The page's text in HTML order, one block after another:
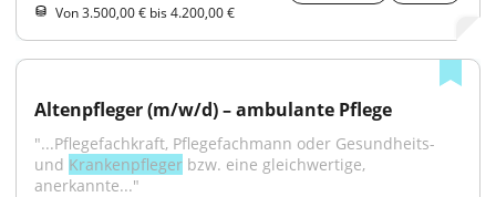
Von 3.500,00 € bis 4.200,00 €
Altenpfleger (m/w/d) – ambulante Pflege
"...Pflegefachkraft, Pflegefachmann oder Gesundheits-
und Krankenpfleger bzw. eine gleichwertige,
anerkannte..."